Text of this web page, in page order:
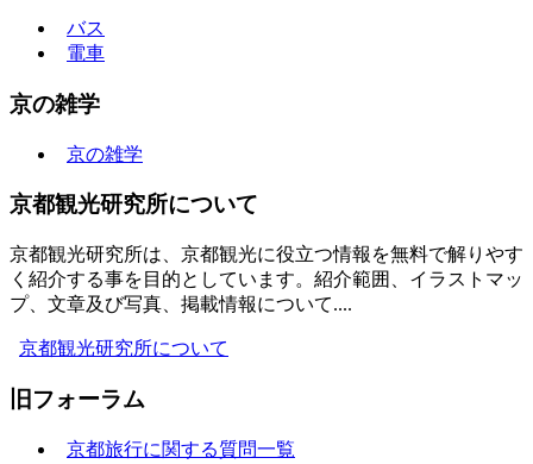
バス
電車
京の雑学
京の雑学
京都観光研究所について
京都観光研究所は、京都観光に役立つ情報を無料で解りやす
く紹介する事を目的としています。紹介範囲、イラストマッ
プ、文章及び写真、掲載情報について....
京都観光研究所について
旧フォーラム
京都旅行に関する質問一覧